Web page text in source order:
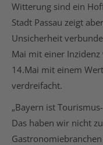
Witterung sind ein
Stadt Passau zeigt
Unsicherheit
Mai mit einer
14.Mai mit einem
verdreifacht.
„Bayern ist
Das haben wir nicht